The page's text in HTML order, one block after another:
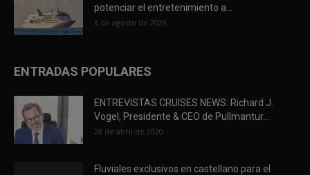
potenciar el entretenimiento a...
6 de agosto de 2026
ENTRADAS POPULARES
ENTREVISTAS CRUISES NEWS: Richard J.
Vogel, Presidente & CEO de Pullmantur...
28 de abril de 2020
Fluviales exclusivos en castellano para el